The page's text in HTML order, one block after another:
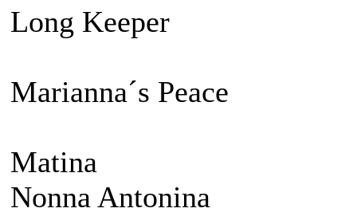
Long Keeper
Marianna´s Peace
Matina
Nonna Antonina